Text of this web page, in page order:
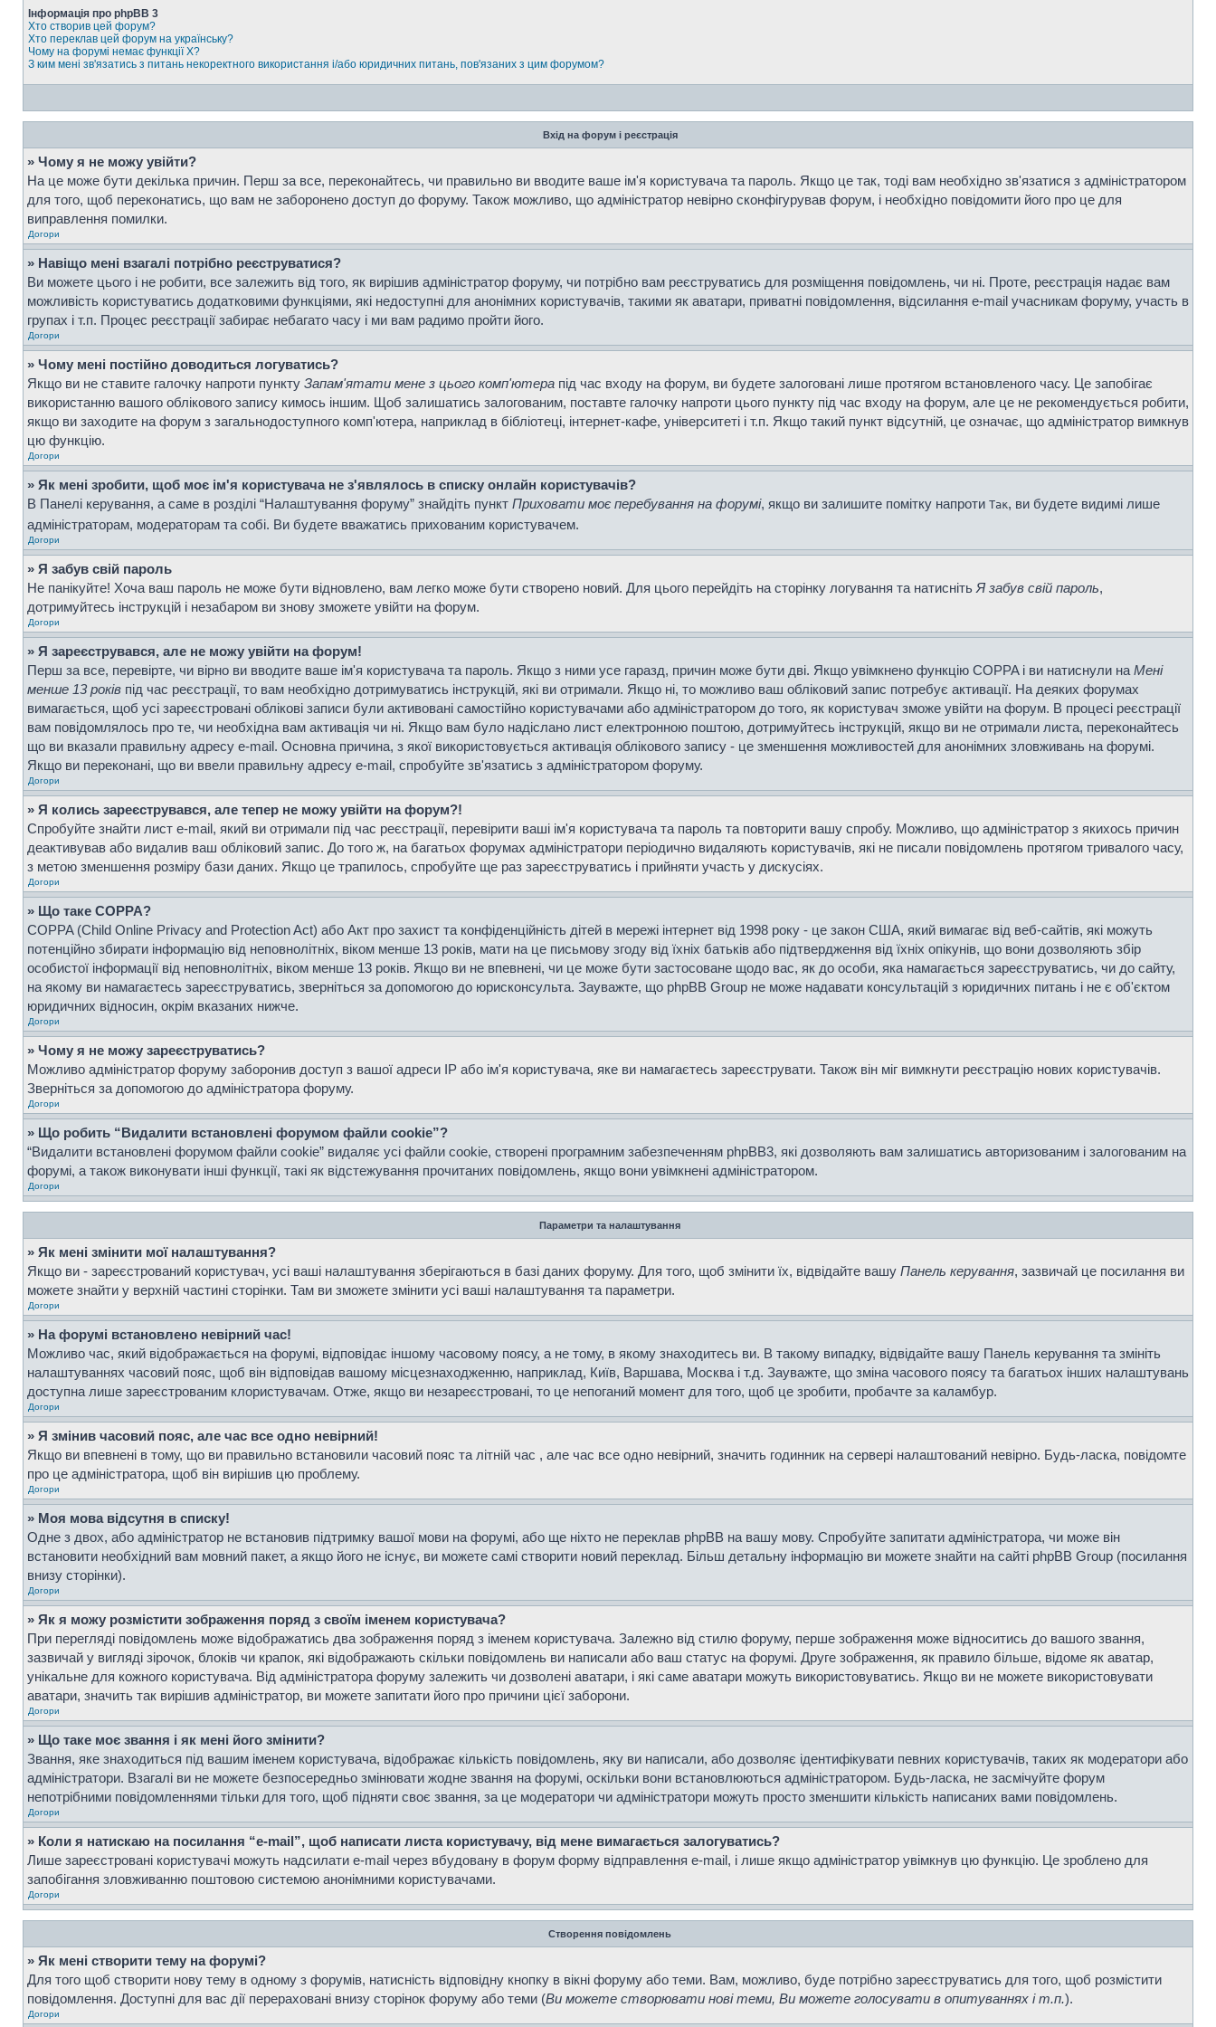
Інформація про phpBB 3
Хто створив цей форум?
Хто переклав цей форум на українську?
Чому на форумі немає функції X?
З ким мені зв'язатись з питань некоректного використання і/або юридичних питань, пов'язаних з цим форумом?
Вхід на форум і реєстрація
» Чому я не можу увійти?
На це може бути декілька причин. Перш за все, переконайтесь, чи правильно ви вводите ваше ім'я користувача та пароль. Якщо це так, тоді вам необхідно зв'язатися з адміністратором
для того, щоб переконатись, що вам не заборонено доступ до форуму. Також можливо, що адміністратор невірно сконфігурував форум, і необхідно повідомити його про це для
виправлення помилки.
Догори
» Навіщо мені взагалі потрібно реєструватися?
Ви можете цього і не робити, все залежить від того, як вирішив адміністратор форуму, чи потрібно вам реєструватись для розміщення повідомлень, чи ні. Проте, реєстрація надає вам
можливість користуватись додатковими функціями, які недоступні для анонімних користувачів, такими як аватари, приватні повідомлення, відсилання e-mail учасникам форуму, участь в
групах і т.п. Процес реєстрації забирає небагато часу і ми вам радимо пройти його.
Догори
» Чому мені постійно доводиться логуватись?
Якщо ви не ставите галочку напроти пункту Запам'ятати мене з цього комп'ютера під час входу на форум, ви будете залоговані лише протягом встановленого часу. Це запобігає
використанню вашого облікового запису кимось іншим. Щоб залишатись залогованим, поставте галочку напроти цього пункту під час входу на форум, але це не рекомендується робити,
якщо ви заходите на форум з загальнодоступного комп'ютера, наприклад в бібліотеці, інтернет-кафе, університеті і т.п. Якщо такий пункт відсутній, це означає, що адміністратор вимкнув
цю функцію.
Догори
» Як мені зробити, щоб моє ім'я користувача не з'являлось в списку онлайн користувачів?
В Панелі керування, а саме в розділі “Налаштування форуму” знайдіть пункт Приховати моє перебування на форумі, якщо ви залишите помітку напроти Так, ви будете видимі лише
адміністраторам, модераторам та собі. Ви будете вважатись прихованим користувачем.
Догори
» Я забув свій пароль
Не панікуйте! Хоча ваш пароль не може бути відновлено, вам легко може бути створено новий. Для цього перейдіть на сторінку логування та натисніть Я забув свій пароль,
дотримуйтесь інструкцій і незабаром ви знову зможете увійти на форум.
Догори
» Я зареєструвався, але не можу увійти на форум!
Перш за все, перевірте, чи вірно ви вводите ваше ім'я користувача та пароль. Якщо з ними усе гаразд, причин може бути дві. Якщо увімкнено функцію COPPA і ви натиснули на Мені
менше 13 років під час реєстрації, то вам необхідно дотримуватись інструкцій, які ви отримали. Якщо ні, то можливо ваш обліковий запис потребує активації. На деяких форумах
вимагається, щоб усі зареєстровані облікові записи були активовані самостійно користувачами або адміністратором до того, як користувач зможе увійти на форум. В процесі реєстрації
вам повідомлялось про те, чи необхідна вам активація чи ні. Якщо вам було надіслано лист електронною поштою, дотримуйтесь інструкцій, якщо ви не отримали листа, переконайтесь
що ви вказали правильну адресу e-mail. Основна причина, з якої використовується активація облікового запису - це зменшення можливостей для анонімних зловживань на форумі.
Якщо ви переконані, що ви ввели правильну адресу e-mail, спробуйте зв'язатись з адміністратором форуму.
Догори
» Я колись зареєструвався, але тепер не можу увійти на форум?!
Спробуйте знайти лист e-mail, який ви отримали під час реєстрації, перевірити ваші ім'я користувача та пароль та повторити вашу спробу. Можливо, що адміністратор з якихось причин
деактивував або видалив ваш обліковий запис. До того ж, на багатьох форумах адміністратори періодично видаляють користувачів, які не писали повідомлень протягом тривалого часу,
з метою зменшення розміру бази даних. Якщо це трапилось, спробуйте ще раз зареєструватись і прийняти участь у дискусіях.
Догори
» Що таке COPPA?
COPPA (Child Online Privacy and Protection Act) або Акт про захист та конфіденційність дітей в мережі інтернет від 1998 року - це закон США, який вимагає від веб-сайтів, які можуть
потенційно збирати інформацію від неповнолітніх, віком менше 13 років, мати на це письмову згоду від їхніх батьків або підтвердження від їхніх опікунів, що вони дозволяють збір
особистої інформації від неповнолітніх, віком менше 13 років. Якщо ви не впевнені, чи це може бути застосоване щодо вас, як до особи, яка намагається зареєструватись, чи до сайту,
на якому ви намагаєтесь зареєструватись, зверніться за допомогою до юрисконсульта. Зауважте, що phpBB Group не може надавати консультацій з юридичних питань і не є об'єктом
юридичних відносин, окрім вказаних нижче.
Догори
» Чому я не можу зареєструватись?
Можливо адміністратор форуму заборонив доступ з вашої адреси IP або ім'я користувача, яке ви намагаєтесь зареєструвати. Також він міг вимкнути реєстрацію нових користувачів.
Зверніться за допомогою до адміністратора форуму.
Догори
» Що робить “Видалити встановлені форумом файли cookie”?
“Видалити встановлені форумом файли cookie” видаляє усі файли cookie, створені програмним забезпеченням phpBB3, які дозволяють вам залишатись авторизованим і залогованим на
форумі, а також виконувати інші функції, такі як відстежування прочитаних повідомлень, якщо вони увімкнені адміністратором.
Догори
Параметри та налаштування
» Як мені змінити мої налаштування?
Якщо ви - зареєстрований користувач, усі ваші налаштування зберігаються в базі даних форуму. Для того, щоб змінити їх, відвідайте вашу Панель керування, зазвичай це посилання ви
можете знайти у верхній частині сторінки. Там ви зможете змінити усі ваші налаштування та параметри.
Догори
» На форумі встановлено невірний час!
Можливо час, який відображається на форумі, відповідає іншому часовому поясу, а не тому, в якому знаходитесь ви. В такому випадку, відвідайте вашу Панель керування та змініть
налаштуваннях часовий пояс, щоб він відповідав вашому місцезнаходженню, наприклад, Київ, Варшава, Москва і т.д. Зауважте, що зміна часового поясу та багатьох інших налаштувань
доступна лише зареєстрованим клористувачам. Отже, якщо ви незареєстровані, то це непоганий момент для того, щоб це зробити, пробачте за каламбур.
Догори
» Я змінив часовий пояс, але час все одно невірний!
Якщо ви впевнені в тому, що ви правильно встановили часовий пояс та літній час , але час все одно невірний, значить годинник на сервері налаштований невірно. Будь-ласка, повідомте
про це адміністратора, щоб він вирішив цю проблему.
Догори
» Моя мова відсутня в списку!
Одне з двох, або адміністратор не встановив підтримку вашої мови на форумі, або ще ніхто не переклав phpBB на вашу мову. Спробуйте запитати адміністратора, чи може він
встановити необхідний вам мовний пакет, а якщо його не існує, ви можете самі створити новий переклад. Більш детальну інформацію ви можете знайти на сайті phpBB Group (посилання
внизу сторінки).
Догори
» Як я можу розмістити зображення поряд з своїм іменем користувача?
При перегляді повідомлень може відображатись два зображення поряд з іменем користувача. Залежно від стилю форуму, перше зображення може відноситись до вашого звання,
зазвичай у вигляді зірочок, блоків чи крапок, які відображають скільки повідомлень ви написали або ваш статус на форумі. Друге зображення, як правило більше, відоме як аватар,
унікальне для кожного користувача. Від адміністратора форуму залежить чи дозволені аватари, і які саме аватари можуть використовуватись. Якщо ви не можете використовувати
аватари, значить так вирішив адміністратор, ви можете запитати його про причини цієї заборони.
Догори
» Що таке моє звання і як мені його змінити?
Звання, яке знаходиться під вашим іменем користувача, відображає кількість повідомлень, яку ви написали, або дозволяє ідентифікувати певних користувачів, таких як модератори або
адміністратори. Взагалі ви не можете безпосередньо змінювати жодне звання на форумі, оскільки вони встановлюються адміністратором. Будь-ласка, не засмічуйте форум
непотрібними повідомленнями тільки для того, щоб підняти своє звання, за це модератори чи адміністратори можуть просто зменшити кількість написаних вами повідомлень.
Догори
» Коли я натискаю на посилання “e-mail”, щоб написати листа користувачу, від мене вимагається залогуватись?
Лише зареєстровані користувачі можуть надсилати e-mail через вбудовану в форум форму відправлення e-mail, і лише якщо адміністратор увімкнув цю функцію. Це зроблено для
запобігання зловживанню поштовою системою анонімними користувачами.
Догори
Створення повідомлень
» Як мені створити тему на форумі?
Для того щоб створити нову тему в одному з форумів, натисність відповідну кнопку в вікні форуму або теми. Вам, можливо, буде потрібно зареєструватись для того, щоб розмістити
повідомлення. Доступні для вас дії перераховані внизу сторінок форуму або теми (Ви можете створювати нові теми, Ви можете голосувати в опитуваннях і т.п.).
Догори